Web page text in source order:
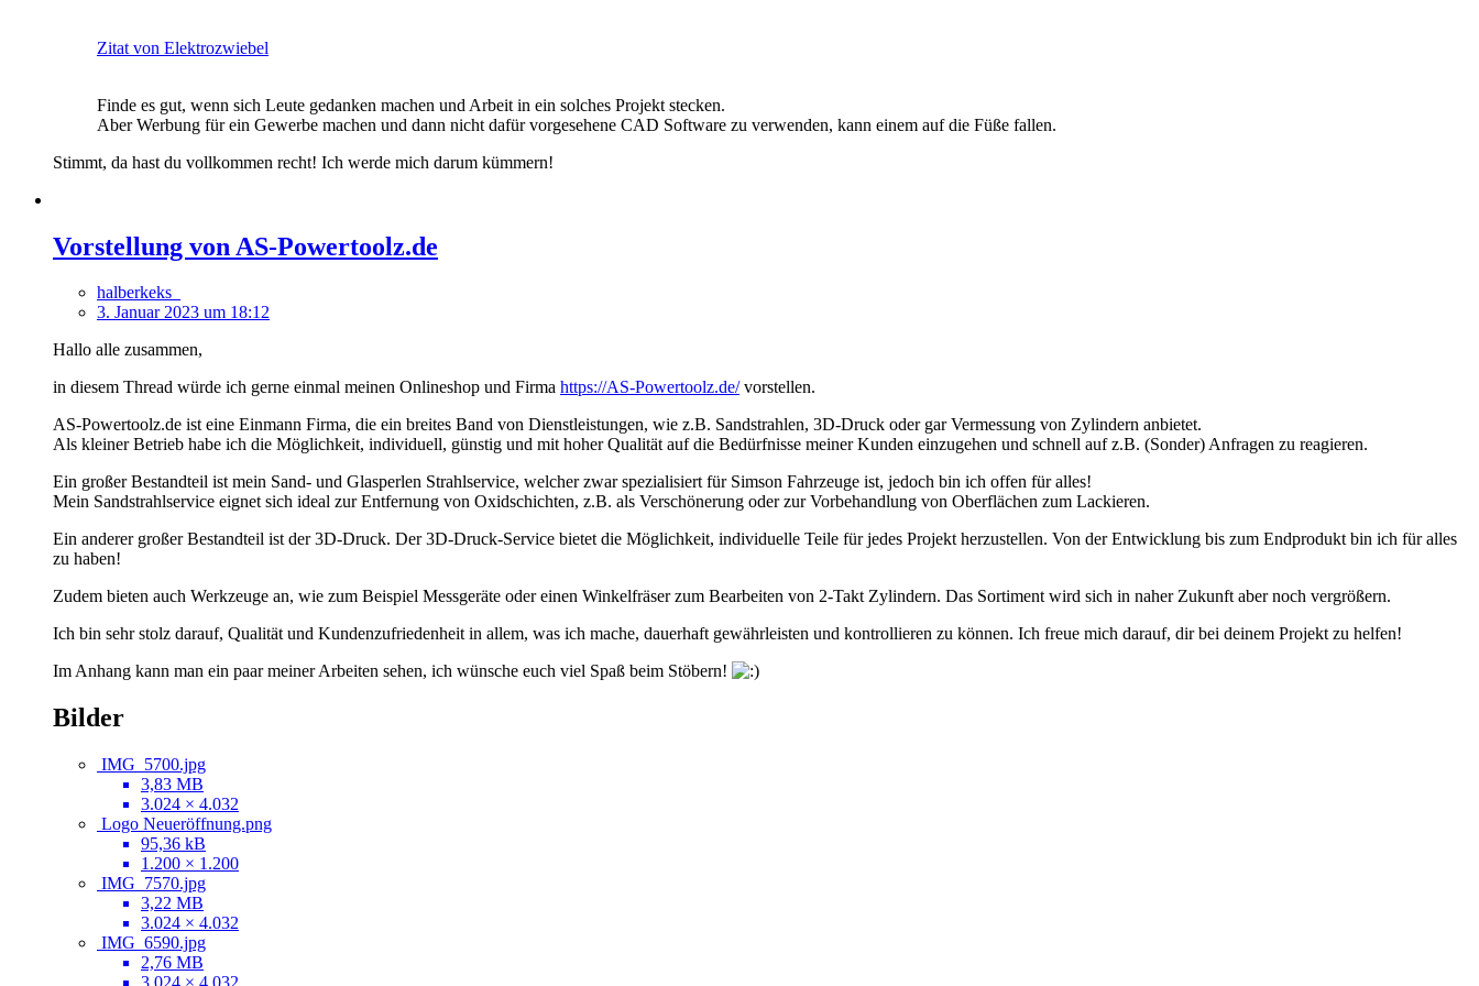
Zitat von Elektrozwiebel
Finde es gut, wenn sich Leute gedanken machen und Arbeit in ein solches Projekt stecken.
Aber Werbung für ein Gewerbe machen und dann nicht dafür vorgesehene CAD Software zu verwenden, kann einem auf die Füße fallen.
Stimmt, da hast du vollkommen recht! Ich werde mich darum kümmern!
Vorstellung von AS-Powertoolz.de
halberkeks_
3. Januar 2023 um 18:12
Hallo alle zusammen,
in diesem Thread würde ich gerne einmal meinen Onlineshop und Firma https://AS-Powertoolz.de/vorstellen.
AS-Powertoolz.de ist eine Einmann Firma, die ein breites Band von Dienstleistungen, wie z.B. Sandstrahlen, 3D-Druck oder gar Vermessung von Zylindern anbietet.
Als kleiner Betrieb habe ich die Möglichkeit, individuell, günstig und mit hoher Qualität auf die Bedürfnisse meiner Kunden einzugehen und schnell auf z.B. (Sonder) Anfragen zu reagieren.
Ein großer Bestandteil ist mein Sand- und Glasperlen Strahlservice, welcher zwar spezialisiert für Simson Fahrzeuge ist, jedoch bin ich offen für alles!
Mein Sandstrahlservice eignet sich ideal zur Entfernung von Oxidschichten, z.B. als Verschönerung oder zur Vorbehandlung von Oberflächen zum Lackieren.
Ein anderer großer Bestandteil ist der 3D-Druck. Der 3D-Druck-Service bietet die Möglichkeit, individuelle Teile für jedes Projekt herzustellen. Von der Entwicklung bis zum Endprodukt bin ich für alles
zu haben!
Zudem bieten auch Werkzeuge an, wie zum Beispiel Messgeräte oder einen Winkelfräser zum Bearbeiten von 2-Takt Zylindern. Das Sortiment wird sich in naher Zukunft aber noch vergrößern.
Ich bin sehr stolz darauf, Qualität und Kundenzufriedenheit in allem, was ich mache, dauerhaft gewährleisten und kontrollieren zu können. Ich freue mich darauf, dir bei deinem Projekt zu helfen!
Im Anhang kann man ein paar meiner Arbeiten sehen, ich wünsche euch viel Spaß beim Stöbern!
Bilder
IMG_5700.jpg
3,83 MB
3.024 × 4.032
Logo Neueröffnung.png
95,36 kB
1.200 × 1.200
IMG_7570.jpg
3,22 MB
3.024 × 4.032
IMG_6590.jpg
2,76 MB